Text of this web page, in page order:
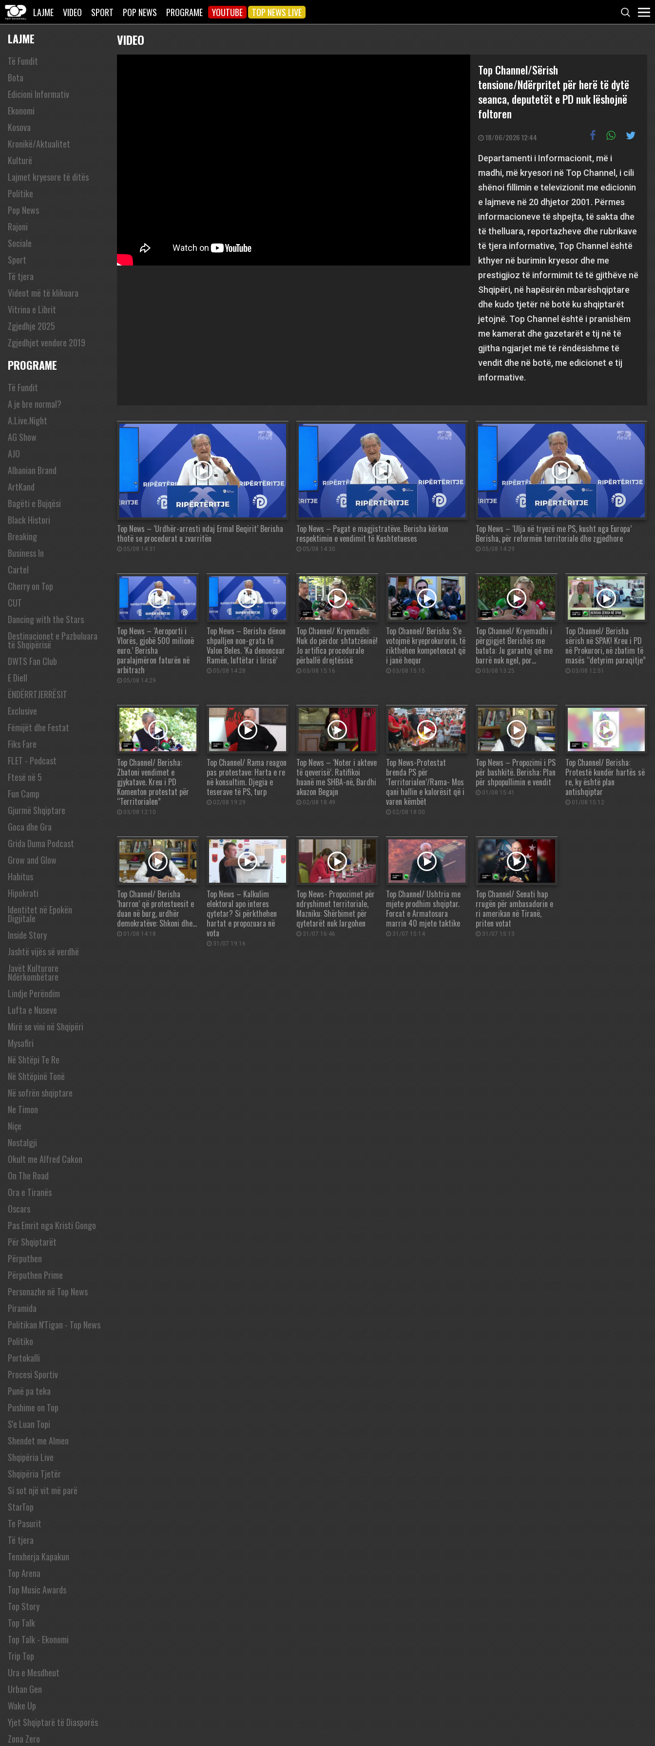
LAJME VIDEO SPORT POP NEWS PROGRAME YOUTUBE TOP NEWS LIVE
LAJME
Të Fundit
Bota
Edicioni Informativ
Ekonomi
Kosova
Kronikë/Aktualitet
Kulturë
Lajmet kryesore të ditës
Politike
Pop News
Rajoni
Sociale
Sport
Të tjera
Videot më të klikuara
Vitrina e Librit
Zgjedhje 2025
Zgjedhjet vendore 2019
PROGRAME
Të Fundit
A je bre normal?
A.Live.Night
AG Show
AJO
Albanian Brand
ArtKand
Bagëti e Bujqësi
Black Histori
Breaking
Business In
Cartel
Cherry on Top
CUT
Dancing with the Stars
Destinacionet e Pazbuluara
të Shqipërisë
DWTS Fan Club
E Diell
ËNDËRRTJERRËSIT
Exclusive
Fëmijët dhe Festat
Fiks Fare
FLET - Podcast
Ftesë në 5
Fun Camp
Gjurmë Shqiptare
Goca dhe Gra
Grida Duma Podcast
Grow and Glow
Habitus
Hipokrati
Identitet në Epokën
Digjitale
Inside Story
Jashtë vijës së verdhë
Javët Kulturore
Ndërkombëtare
Lindje Perëndim
Lufta e Nuseve
Mirë se vini në Shqipëri
Mysafiri
Në Shtëpi Te Re
Në Shtëpinë Tonë
Në sofrën shqiptare
Ne Timon
Niçe
Nostalgji
Okult me Alfred Cakon
On The Road
Ora e Tiranës
Oscars
Pas Emrit nga Kristi Gongo
Për Shqiptarët
Përputhen
Përputhen Prime
Personazhe në Top News
Piramida
Politikan N'Tigan - Top News
Politiko
Portokalli
Procesi Sportiv
Punë pa teka
Pushime on Top
S'e Luan Topi
Shendet me Almen
Shqipëria Live
Shqipëria Tjetër
Si sot një vit më parë
StarTop
Te Pasurit
Të tjera
Tenxherja Kapakun
Top Arena
Top Music Awards
Top Story
Top Talk
Top Talk - Ekonomi
Trip Top
Ura e Mesdheut
Urban Gen
Wake Up
Yjet Shqiptarë të Diasporës
Zona Zero
VIDEO
Top Channel/Sërish
tensione/Ndërpritet për herë të dytë
seanca, deputetët e PD nuk lëshojnë
foltoren
18/06/2026 12:44
Departamenti i Informacionit, më i
madhi, më kryesori në Top Channel, i cili
shënoi fillimin e televizionit me edicionin
e lajmeve në 20 dhjetor 2001. Përmes
informacioneve të shpejta, të sakta dhe
të thelluara, reportazheve dhe rubrikave
të tjera informative, Top Channel është
kthyer në burimin kryesor dhe me
prestigjioz të informimit të të gjithëve në
Shqipëri, në hapësirën mbarëshqiptare
dhe kudo tjetër në botë ku shqiptarët
jetojnë. Top Channel është i pranishëm
me kamerat dhe gazetarët e tij në të
gjitha ngjarjet më të rëndësishme të
vendit dhe në botë, me edicionet e tij
informative.
Top News – ‘Urdhër-arresti ndaj Ermal Beqirit’ Berisha
thotë se procedurat u zvarritën
05/08 14:31
Top News – Pagat e magjistratëve. Berisha kërkon
respektimin e vendimit të Kushtetueses
05/08 14:30
Top News – ‘Ulja në tryezë me PS, kusht nga Europa’
Berisha, për reformën territoriale dhe zgjedhore
05/08 14:29
Top News – ‘Aeroporti i
Vlorës, gjobë 500 milionë
euro.’ Berisha
paralajmëron faturën në
arbitrazh
05/08 14:29
Top News – Berisha dënon
shpalljen non-grata të
Valon Beles. ‘Ka denoncuar
Ramën, luftëtar i lirisë’
05/08 14:28
Top Channel/ Kryemadhi:
Nuk do përdor shtatzëninë!
Jo artifica procedurale
përballë drejtësisë
03/08 15:16
Top Channel/ Berisha: S’e
votojmë kryeprokurorin, të
rikthehen kompetencat që
i janë hequr
03/08 15:15
Top Channel/ Kryemadhi i
përgjigjet Berishës me
batuta: Ju garantoj që me
barrë nuk ngel, por…
03/08 13:25
Top Channel/ Berisha
sërish në SPAK! Kreu i PD
në Prokurori, në zbatim të
masës “detyrim paraqitje”
03/08 12:51
Top Channel/ Berisha:
Zbatoni vendimet e
gjykatave. Kreu i PD
Komenton protestat për
“Territorialen”
03/08 12:10
Top Channel/ Rama reagon
pas protestave: Harta e re
në konsultim. Djegia e
teserave të PS, turp
02/08 19:29
Top News – ‘Noter i akteve
të qeverisë’. Ratifikoi
huanë me SHBA-në, Bardhi
akuzon Begajn
02/08 18:49
Top News-Protestat
brenda PS për
‘Territorialen’/Rama- Mos
qani hallin e kalorësit që i
varen këmbët
02/08 18:00
Top News – Propozimi i PS
për bashkitë. Berisha: Plan
për shpopullimin e vendit
01/08 15:41
Top Channel/ Berisha:
Protestë kundër hartës së
re, ky është plan
antishqiptar
01/08 15:12
Top Channel/ Berisha
‘harron’ që protestuesit e
duan në burg, urdhër
demokratëve: Shkoni dhe…
01/08 14:18
Top News – Kalkulim
elektoral apo interes
qytetar? Si përkthehen
hartat e propozuara në
vota
31/07 19:16
Top News- Propozimet për
ndryshimet territoriale,
Mazniku: Shërbimet për
qytetarët nuk largohen
31/07 16:46
Top Channel/ Ushtria me
mjete prodhim shqiptar.
Forcat e Armatosura
marrin 40 mjete taktike
31/07 15:14
Top Channel/ Senati hap
rrugën për ambasadorin e
ri amerikan në Tiranë,
priten votat
31/07 15:13